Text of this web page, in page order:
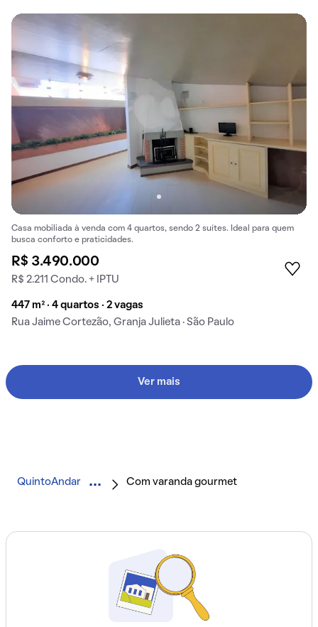
Casa mobiliada à venda com 4 quartos, sendo 2 suítes. Ideal para quem
busca conforto e praticidades.
R$ 3.490.000
R$ 2.211 Condo. + IPTU
447 m² · 4 quartos · 2 vagas
Rua Jaime Cortezão, Granja Julieta · São Paulo
Ver mais
QuintoAndar Com varanda gourmet